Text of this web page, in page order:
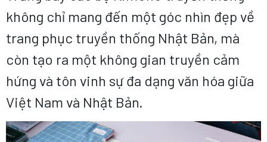
không chỉ mang đến một góc nhìn đẹp về
trang phục truyền thống Nhật Bản, mà
còn tạo ra một không gian truyền cảm
hứng và tôn vinh sự đa dạng văn hóa giữa
Việt Nam và Nhật Bản.